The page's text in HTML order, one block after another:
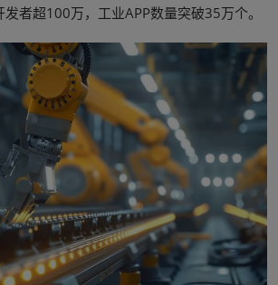
者超100万，工业APP数量突破35万个。